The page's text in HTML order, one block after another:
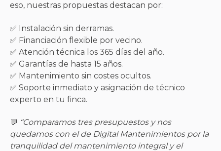
eso, nuestras propuestas destacan por:
✅ Instalación sin derramas.
✅ Financiación flexible por vecino.
✅ Atención técnica los 365 días del año.
✅ Garantías de hasta 15 años.
✅ Mantenimiento sin costes ocultos.
✅ Soporte inmediato y asignación de técnico
experto en tu finca.
💬 “Comparamos tres presupuestos y nos
quedamos con el de Digital Mantenimientos por la
tranquilidad del mantenimiento integral y el